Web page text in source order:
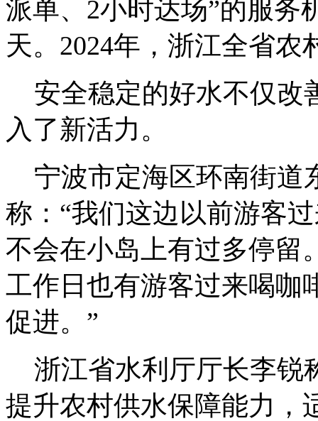
派单、2小时达场”的服务
天。2024年，浙江全省农
安全稳定的好水不仅改
入了新活力。
宁波市定海区环南街道
称：“我们这边以前游客
不会在小岛上有过多停留
工作日也有游客过来喝咖
促进。”
浙江省水利厅厅长李锐
提升农村供水保障能力，